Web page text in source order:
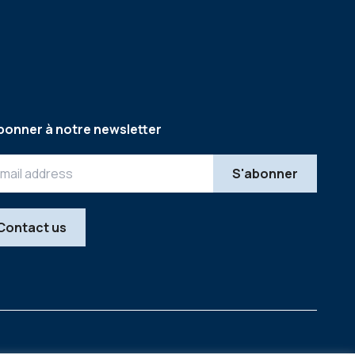
à notre newsletter
us